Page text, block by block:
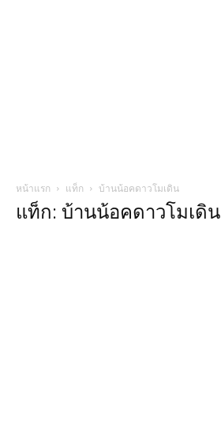
หน้าแรก แท็ก บ้านน้อคดาวโมเดิน
แท็ก: บ้านน้อคดาวโมเดิน